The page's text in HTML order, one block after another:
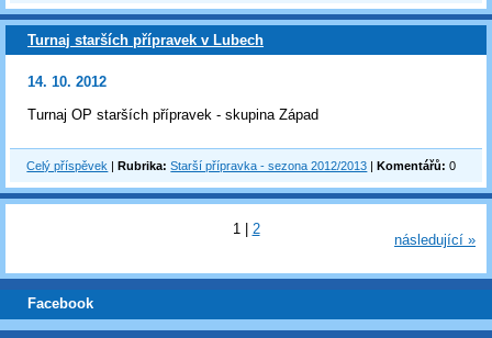
Turnaj starších přípravek v Lubech
14. 10. 2012
Turnaj OP starších přípravek - skupina Západ
Celý příspěvek |Rubrika: Starší přípravka - sezona 2012/2013 |Komentářů: 0
1 2
následující »
Facebook